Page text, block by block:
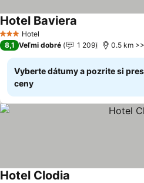
3 Počet hviezdičiek
Hotel
Hotel Baviera
8,1 Veľmi dobré 1 209 0.5 km
Vyberte dátumy a pozrite si
ceny
Hotel Clodia